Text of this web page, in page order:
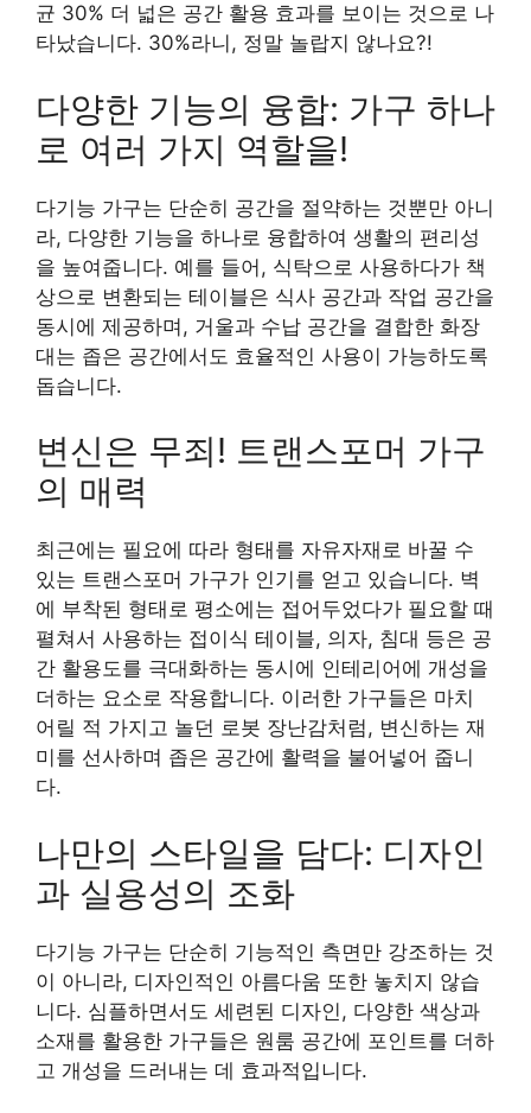
균 30% 더 넓은 공간 활용 효과를 보이는 것으로 나
타났습니다. 30%라니, 정말 놀랍지 않나요?!
다양한 기능의 융합: 가구 하나
로 여러 가지 역할을!
다기능 가구는 단순히 공간을 절약하는 것뿐만 아니
라, 다양한 기능을 하나로 융합하여 생활의 편리성
을 높여줍니다. 예를 들어, 식탁으로 사용하다가 책
상으로 변환되는 테이블은 식사 공간과 작업 공간을
동시에 제공하며, 거울과 수납 공간을 결합한 화장
대는 좁은 공간에서도 효율적인 사용이 가능하도록
돕습니다.
변신은 무죄! 트랜스포머 가구
의 매력
최근에는 필요에 따라 형태를 자유자재로 바꿀 수
있는 트랜스포머 가구가 인기를 얻고 있습니다. 벽
에 부착된 형태로 평소에는 접어두었다가 필요할 때
펼쳐서 사용하는 접이식 테이블, 의자, 침대 등은 공
간 활용도를 극대화하는 동시에 인테리어에 개성을
더하는 요소로 작용합니다. 이러한 가구들은 마치
어릴 적 가지고 놀던 로봇 장난감처럼, 변신하는 재
미를 선사하며 좁은 공간에 활력을 불어넣어 줍니
다.
나만의 스타일을 담다: 디자인
과 실용성의 조화
다기능 가구는 단순히 기능적인 측면만 강조하는 것
이 아니라, 디자인적인 아름다움 또한 놓치지 않습
니다. 심플하면서도 세련된 디자인, 다양한 색상과
소재를 활용한 가구들은 원룸 공간에 포인트를 더하
고 개성을 드러내는 데 효과적입니다.